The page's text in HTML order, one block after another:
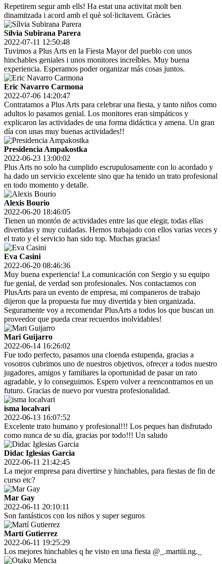
Repetirem segur amb ells! Ha estat una activitat molt ben
dinamitzada i acord amb el què sol·licitavem. Gràcies
Sílvia Subirana Parera
2022-07-11 12:50:48
Tuvimos a Plus Arts en la Fiesta Mayor del pueblo con unos
hinchables geniales i unos monitores increíbles. Muy buena
experiencia. Esperamos poder organizar más cosas juntos.
Eric Navarro Carmona
2022-07-06 14:20:47
Contratamos a Plus Arts para celebrar una fiesta, y tanto niños como
adultos lo pasamos genial. Los monitores eran simpáticos y
explicaron las actividades de una forma didáctica y amena. Un gran
día con unas muy buenas actividades!!
Presidencia Ampakostka
2022-06-23 13:00:02
Plus Arts no solo ha cumplido escrupulosamente con lo acordado y
ha dado un servicio excelente sino que ha tenido un trato profesional
en todo momento y detalle.
Alexis Bourio
2022-06-20 18:46:05
Tienen un montón de actividades entre las que elegir, todas ellas
divertidas y muy cuidadas. Hemos trabajado con ellos varias veces y
el trato y el servicio han sido top. Muchas gracias!
Eva Casini
2022-06-20 08:46:36
Muy buena experiencia! La comunicación con Sergio y su equipo
fue genial, de verdad son profesionales. Nos contactamos con
PlusArts para un evento de empresa, mi companeros de trabajo
dijeron que la propuesta fue muy divertida y bien organizada.
Seguramente voy a recomendar PlusArts a todos los que buscan un
proveedor que pueda crear recuerdos inolvidables!
Mari Guijarro
2022-06-14 16:26:02
Fue todo perfecto, pasamos una cloenda estupenda, gracias a
vosotros cubrimos uno de nuestros objetivos, ofrecer a todos nuestro
jugadores, amigos y familiares la oportunidad de pasar un rato
agradable, y lo conseguimos. Espero volver a reencontrarnos en un
futuro. Gracias de nuevo por vuestra profesionalidad.
isma localvari
2022-06-13 16:07:52
Excelente trato humano y profesional!!! Los peques han disfrutado
como nunca de su día, gracias por todo!!! Un saludo
Didac Iglesias Garcia
2022-06-11 21:42:45
La mejor empresa para divertirse y hinchables, para fiestas de fin de
curso etc?
Mar Gay
2022-06-11 20:10:11
Son fantásticos con los niños y super seguros
Martí Gutierrez
2022-06-11 19:25:29
Los mejores hinchables q he visto en una fiesta @_.martiii.ng._